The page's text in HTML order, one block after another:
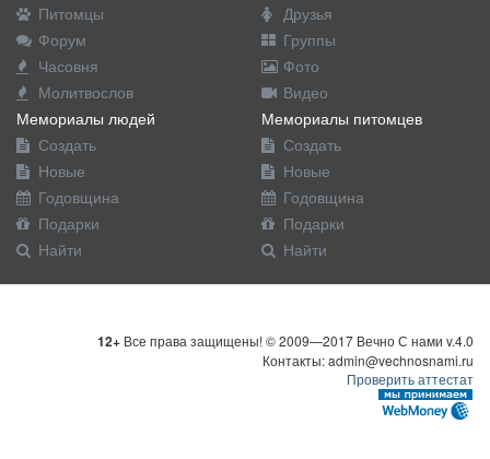
Питомцы
Форум
Часовня
Молитвослов
Друзья
Группы
Фото
Видео
Мемориалы людей
Создать
Новые
Годовщина
Подарки
Найти
Мемориалы питомцев
Создать
Новые
Годовщина
Подарки
Найти
12+ Все права защищены! © 2009—2017 Вечно С нами v.4.0
Контакты: admin@vechnosnami.ru
Проверить аттестат